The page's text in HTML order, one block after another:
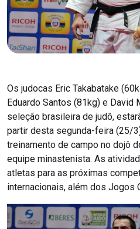
Os judocas Eric Takabatake
Eduardo Santos (81kg) e David
seleção brasileira de judô,
partir desta segunda-feira (25/
treinamento de campo no dojô
equipe minastenista. As
atletas para as próximas
internacionais, além dos Jogos